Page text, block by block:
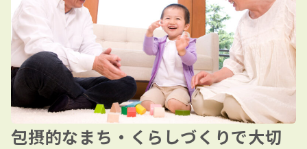
包摂的なまち・くらしづくりで大切